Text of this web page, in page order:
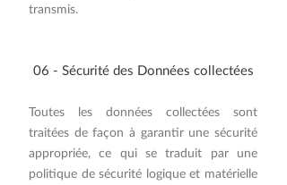
transmis.
​06 - Sécurité des Données collectées
Toutes les données collectées sont
traitées de façon à garantir une sécurité
appropriée, ce qui se traduit par une
politique de sécurité logique et matérielle